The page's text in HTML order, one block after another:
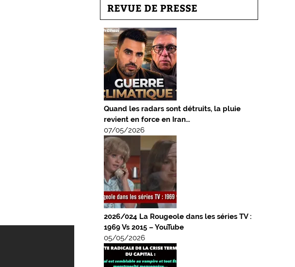
REVUE DE PRESSE
Quand les radars sont détruits, la pluie
revient en force en Iran…
07/05/2026
2026/024 La Rougeole dans les séries TV :
1969 Vs 2015 – YouTube
05/05/2026